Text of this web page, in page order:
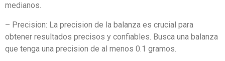
medianos.
– Precision: La precision de la balanza es crucial para
obtener resultados precisos y confiables. Busca una balanza
que tenga una precision de al menos 0.1 gramos.